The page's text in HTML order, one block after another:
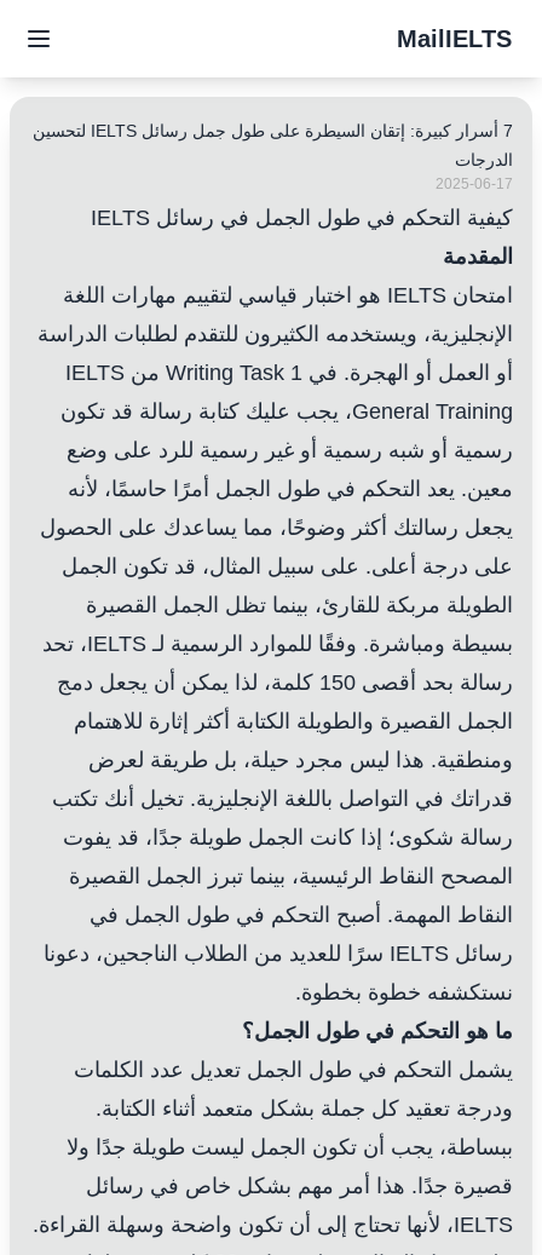
MailIELTS
7 أسرار كبيرة: إتقان السيطرة على طول جمل رسائل IELTS لتحسين
الدرجات
2025-06-17
كيفية التحكم في طول الجمل في رسائل IELTS
المقدمة
امتحان IELTS هو اختبار قياسي لتقييم مهارات اللغة
الإنجليزية، ويستخدمه الكثيرون للتقدم لطلبات الدراسة
أو العمل أو الهجرة. في Writing Task 1 من IELTS
General Training، يجب عليك كتابة رسالة قد تكون
رسمية أو شبه رسمية أو غير رسمية للرد على وضع
معين. يعد التحكم في طول الجمل أمرًا حاسمًا، لأنه
يجعل رسالتك أكثر وضوحًا، مما يساعدك على الحصول
على درجة أعلى. على سبيل المثال، قد تكون الجمل
الطويلة مربكة للقارئ، بينما تظل الجمل القصيرة
بسيطة ومباشرة. وفقًا للموارد الرسمية لـ IELTS، تحد
رسالة بحد أقصى 150 كلمة، لذا يمكن أن يجعل دمج
الجمل القصيرة والطويلة الكتابة أكثر إثارة للاهتمام
ومنطقية. هذا ليس مجرد حيلة، بل طريقة لعرض
قدراتك في التواصل باللغة الإنجليزية. تخيل أنك تكتب
رسالة شكوى؛ إذا كانت الجمل طويلة جدًا، قد يفوت
المصحح النقاط الرئيسية، بينما تبرز الجمل القصيرة
النقاط المهمة. أصبح التحكم في طول الجمل في
رسائل IELTS سرًا للعديد من الطلاب الناجحين، دعونا
نستكشفه خطوة بخطوة.
ما هو التحكم في طول الجمل؟
يشمل التحكم في طول الجمل تعديل عدد الكلمات
ودرجة تعقيد كل جملة بشكل متعمد أثناء الكتابة.
ببساطة، يجب أن تكون الجمل ليست طويلة جدًا ولا
قصيرة جدًا. هذا أمر مهم بشكل خاص في رسائل
IELTS، لأنها تحتاج إلى أن تكون واضحة وسهلة القراءة.